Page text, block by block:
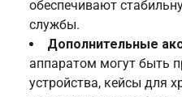
обеспечивают
службы.
Дополнительные
аппаратом могут быть
устройства, кейсы для